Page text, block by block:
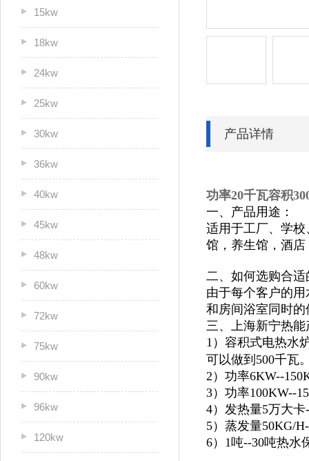
15kw
18kw
24kw
25kw
30kw
36kw
40kw
45kw
48kw
60kw
72kw
75kw
90kw
96kw
120kw
产品详情
功率20千瓦容积
一、产品用途：
适用于工厂、学
馆， 养生馆，酒
二、如何选购合
由于每个客户的
和房间浴室同时的
三、上海新宁热
1）容积式电热水
可以做到500千瓦
2）功率6KW--
3）功率100KW--
4）发热量5万大
5）蒸发量50KG/
6）1吨--30吨热水